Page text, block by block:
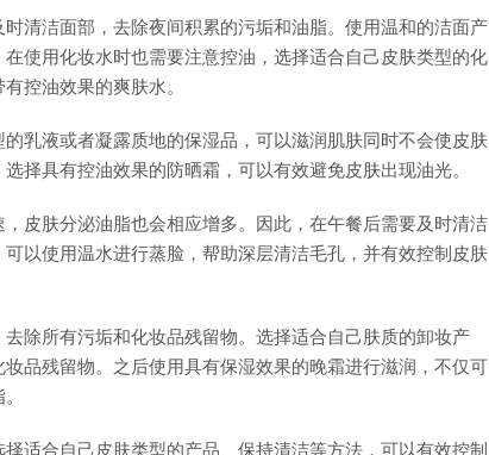
清洁面部，去除夜间积累的污垢和油脂。使用温和的洁面产
使用化妆水时也需要注意控油，选择适合自己皮肤类型的化
控油效果的爽肤水。
乳液或者凝露质地的保湿品，可以滋润肌肤同时不会使皮肤
择具有控油效果的防晒霜，可以有效避免皮肤出现油光。
皮肤分泌油脂也会相应增多。因此，在午餐后需要及时清洁
以使用温水进行蒸脸，帮助深层清洁毛孔，并有效控制皮肤
除所有污垢和化妆品残留物。选择适合自己肤质的卸妆产
品残留物。之后使用具有保湿效果的晚霜进行滋润，不仅可
适合自己皮肤类型的产品、保持清洁等方法，可以有效控制